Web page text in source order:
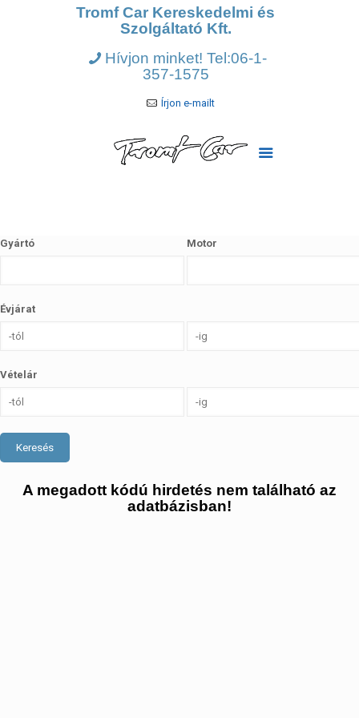
Tromf Car Kereskedelmi és
Szolgáltató Kft.
Hívjon minket! Tel:06-1-
357-1575
Írjon e-mailt
Gyártó Motor
Évjárat
Vételár
Keresés
A megadott kódú hirdetés nem található az
adatbázisban!